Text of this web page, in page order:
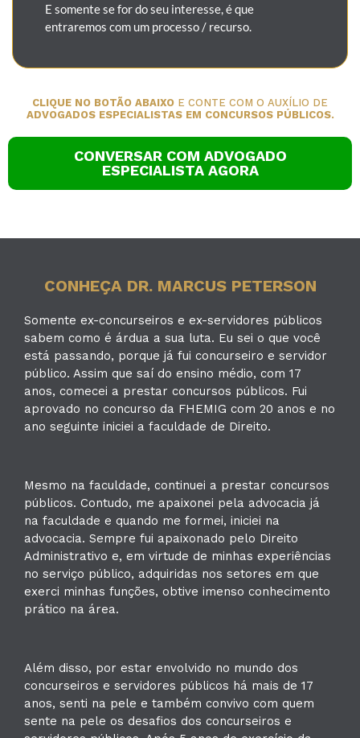
E somente se for do seu interesse, é que
entraremos com um processo / recurso.
CLIQUE NO BOTÃO ABAIXO E CONTE COM O AUXÍLIO DE
ADVOGADOS ESPECIALISTAS EM CONCURSOS PÚBLICOS.
CONVERSAR COM ADVOGADO
ESPECIALISTA AGORA
CONHEÇA DR. MARCUS PETERSON
Somente ex-concurseiros e ex-servidores públicos
sabem como é árdua a sua luta. Eu sei o que você
está passando, porque já fui concurseiro e servidor
público. Assim que saí do ensino médio, com 17
anos, comecei a prestar concursos públicos. Fui
aprovado no concurso da FHEMIG com 20 anos e no
ano seguinte iniciei a faculdade de Direito.
Mesmo na faculdade, continuei a prestar concursos
públicos. Contudo, me apaixonei pela advocacia já
na faculdade e quando me formei, iniciei na
advocacia. Sempre fui apaixonado pelo Direito
Administrativo e, em virtude de minhas experiências
no serviço público, adquiridas nos setores em que
exerci minhas funções, obtive imenso conhecimento
prático na área.
Além disso, por estar envolvido no mundo dos
concurseiros e servidores públicos há mais de 17
anos, senti na pele e também convivo com quem
sente na pele os desafios dos concurseiros e